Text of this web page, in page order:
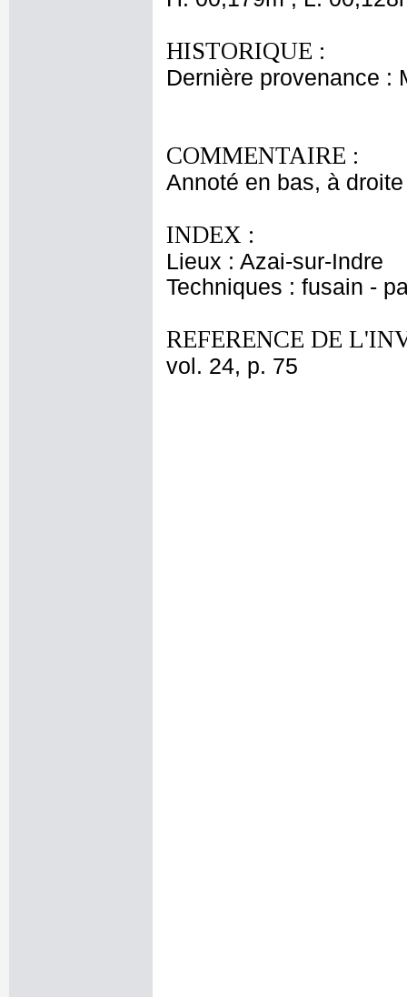
HISTORIQUE :
Dernière provenance :
COMMENTAIRE :
Annoté en bas, à
INDEX :
Lieux : Azai-sur-Indre
Techniques : fusain -
REFERENCE DE
vol. 24, p. 75